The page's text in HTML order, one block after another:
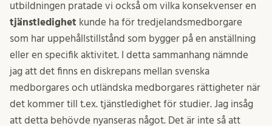
utbildningen pratade vi också om vilka konsekvenser en
tjänstledighet kunde ha för tredjelandsmedborgare
som har uppehållstillstånd som bygger på en anställning
eller en specifik aktivitet. I detta sammanhang nämnde
jag att det finns en diskrepans mellan svenska
medborgares och utländska medborgares rättigheter när
det kommer till t.ex. tjänstledighet för studier. Jag insåg
att detta behövde nyanseras något. Det är inte så att